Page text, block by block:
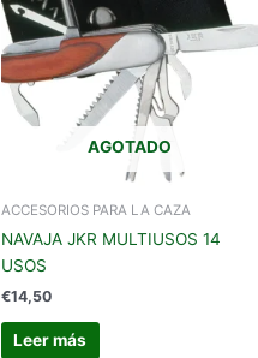
AGOTADO
ACCESORIOS PARA LA CAZA
NAVAJA JKR MULTIUSOS 14
USOS
€14,50
Leer más